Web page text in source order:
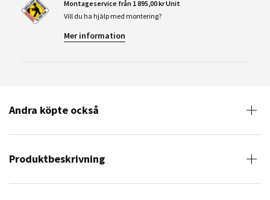
Montageservice från 1 895,00 kr Unit
Vill du ha hjälp med montering?
Mer information
Andra köpte också
Produktbeskrivning